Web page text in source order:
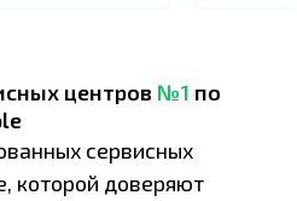
центров №1 по
сервисных
которой доверяют